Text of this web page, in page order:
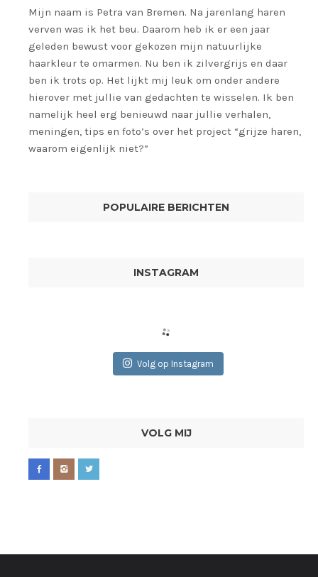
Mijn naam is Petra van Bremen. Na jarenlang haren
verven was ik het beu. Daarom heb ik er een jaar
geleden bewust voor gekozen mijn natuurlijke
haarkleur te omarmen. Nu ben ik zilvergrijs en daar
ben ik trots op. Het lijkt mij leuk om onder andere
hierover met jullie van gedachten te wisselen. Ik ben
namelijk heel erg benieuwd naar jullie verhalen,
meningen, tips en foto’s over het project “grijze haren,
waarom eigenlijk niet?”
POPULAIRE BERICHTEN
INSTAGRAM
Volg op Instagram
VOLG MIJ